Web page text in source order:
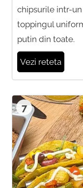
chipsurile intr-
toppingul
putin din toate.
Vezi reteta
7